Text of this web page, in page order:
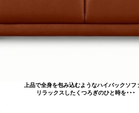
上品で全身を包み込むようなハイバックソフ
リラックスしたくつろぎのひと時を･･･